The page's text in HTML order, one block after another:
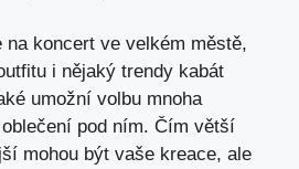
na koncert ve velkém městě,
i nějaký trendy kabát
umožní volbu mnoha
pod ním. Čím větší
mohou být vaše kreace, ale